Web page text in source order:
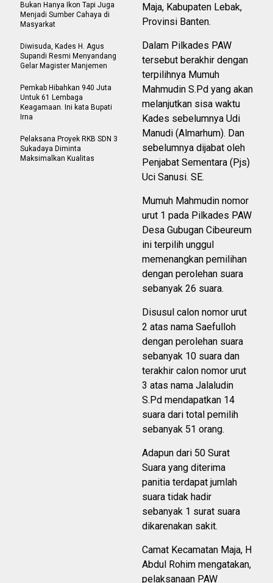
Maja, Kabupaten Lebak,
Provinsi Banten.
Dalam Pilkades PAW
tersebut berakhir dengan
terpilihnya Mumuh
Mahmudin S.Pd yang akan
melanjutkan sisa waktu
Kades sebelumnya Udi
Manudi (Almarhum). Dan
sebelumnya dijabat oleh
Penjabat Sementara (Pjs)
Uci Sanusi. SE.
Mumuh Mahmudin nomor
urut 1 pada Pilkades PAW
Desa Gubugan Cibeureum
ini terpilih unggul
memenangkan pemilihan
dengan perolehan suara
sebanyak 26 suara.
Disusul calon nomor urut
2 atas nama Saefulloh
dengan perolehan suara
sebanyak 10 suara dan
terakhir calon nomor urut
3 atas nama Jalaludin
S.Pd mendapatkan 14
suara dari total pemilih
sebanyak 51 orang.
Adapun dari 50 Surat
Suara yang diterima
panitia terdapat jumlah
suara tidak hadir
sebanyak 1 surat suara
dikarenakan sakit.
Camat Kecamatan Maja, H
Abdul Rohim mengatakan,
pelaksanaan PAW
Bukan Hanya Ikon Tapi Juga
Menjadi Sumber Cahaya di
Masyarkat
Diwisuda, Kades H. Agus
Supandi Resmi Menyandang
Gelar Magister Manjemen
Pemkab Hibahkan 940 Juta
Untuk 61 Lembaga
Keagamaan. Ini kata Bupati
Irna
Pelaksana Proyek RKB SDN 3
Sukadaya Diminta
Maksimalkan Kualitas